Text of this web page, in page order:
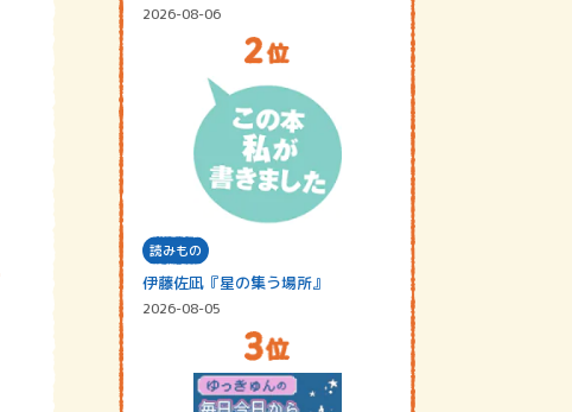
2026-08-06
読みもの
伊藤佐凪『星の集う場所』
2026-08-05